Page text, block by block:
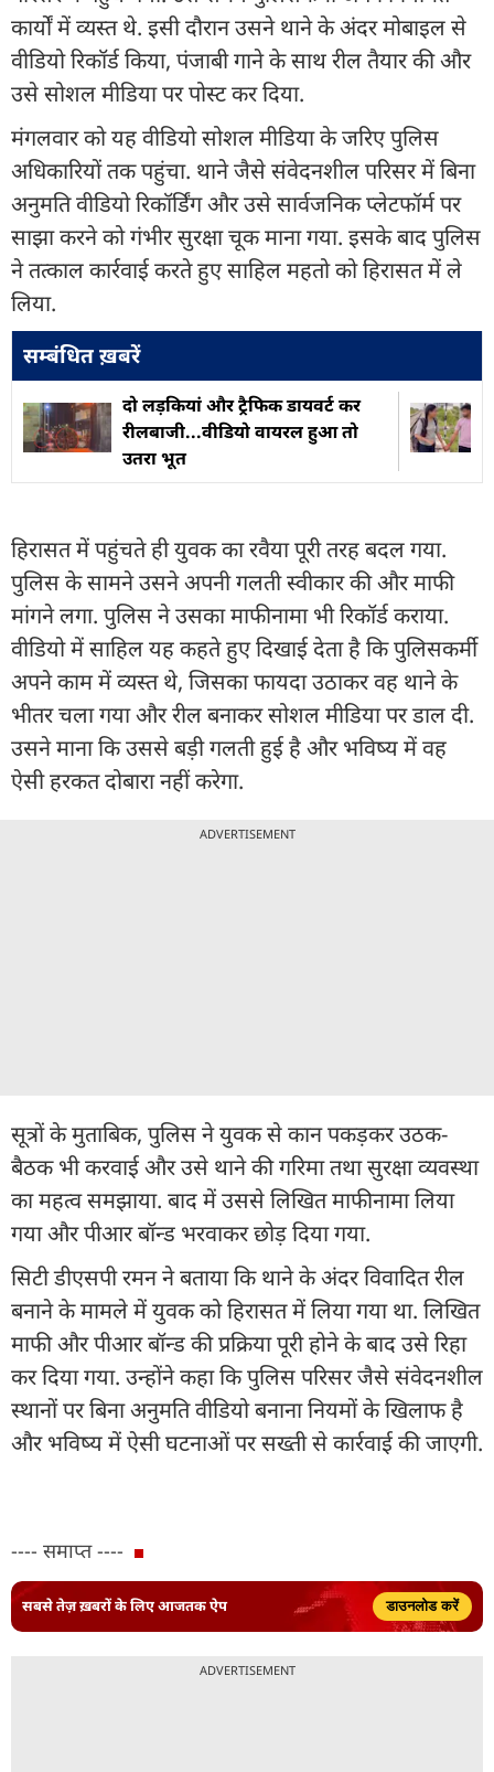
कार्यों में व्यस्त थे. इसी दौरान उसने थाने के अंदर मोबाइल से
वीडियो रिकॉर्ड किया, पंजाबी गाने के साथ रील तैयार की और
उसे सोशल मीडिया पर पोस्ट कर दिया.
मंगलवार को यह वीडियो सोशल मीडिया के जरिए पुलिस
अधिकारियों तक पहुंचा. थाने जैसे संवेदनशील परिसर में बिना
अनुमति वीडियो रिकॉर्डिंग और उसे सार्वजनिक प्लेटफॉर्म पर
साझा करने को गंभीर सुरक्षा चूक माना गया. इसके बाद पुलिस
ने तत्काल कार्रवाई करते हुए साहिल महतो को हिरासत में ले
लिया.
सम्बंधित ख़बरें
दो लड़कियां और ट्रैफिक डायवर्ट कर
रीलबाजी...वीडियो वायरल हुआ तो
उतरा भूत
हिरासत में पहुंचते ही युवक का रवैया पूरी तरह बदल गया.
पुलिस के सामने उसने अपनी गलती स्वीकार की और माफी
मांगने लगा. पुलिस ने उसका माफीनामा भी रिकॉर्ड कराया.
वीडियो में साहिल यह कहते हुए दिखाई देता है कि पुलिसकर्मी
अपने काम में व्यस्त थे, जिसका फायदा उठाकर वह थाने के
भीतर चला गया और रील बनाकर सोशल मीडिया पर डाल दी.
उसने माना कि उससे बड़ी गलती हुई है और भविष्य में वह
ऐसी हरकत दोबारा नहीं करेगा.
ADVERTISEMENT
सूत्रों के मुताबिक, पुलिस ने युवक से कान पकड़कर उठक-
बैठक भी करवाई और उसे थाने की गरिमा तथा सुरक्षा व्यवस्था
का महत्व समझाया. बाद में उससे लिखित माफीनामा लिया
गया और पीआर बॉन्ड भरवाकर छोड़ दिया गया.
सिटी डीएसपी रमन ने बताया कि थाने के अंदर विवादित रील
बनाने के मामले में युवक को हिरासत में लिया गया था. लिखित
माफी और पीआर बॉन्ड की प्रक्रिया पूरी होने के बाद उसे रिहा
कर दिया गया. उन्होंने कहा कि पुलिस परिसर जैसे संवेदनशील
स्थानों पर बिना अनुमति वीडियो बनाना नियमों के खिलाफ है
और भविष्य में ऐसी घटनाओं पर सख्ती से कार्रवाई की जाएगी.
---- समाप्त ----
सबसे तेज़ ख़बरों के लिए आजतक ऐप डाउनलोड करें
ADVERTISEMENT